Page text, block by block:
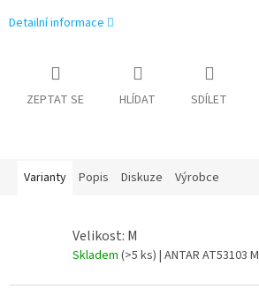
Detailní informace
ZEPTAT SE HLÍDAT SDÍLET
Varianty Popis Diskuze Výrobce
Velikost: M
Skladem (>5 ks) | ANTAR AT53103 M